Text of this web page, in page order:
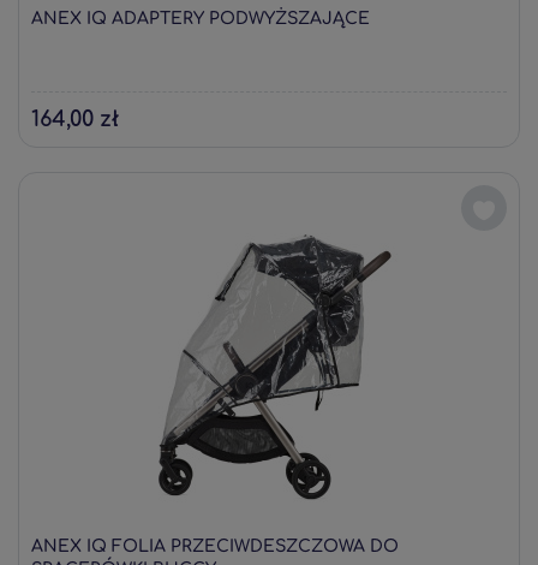
ANEX IQ ADAPTERY PODWYŻSZAJĄCE
164,00 zł
ANEX IQ FOLIA PRZECIWDESZCZOWA DO